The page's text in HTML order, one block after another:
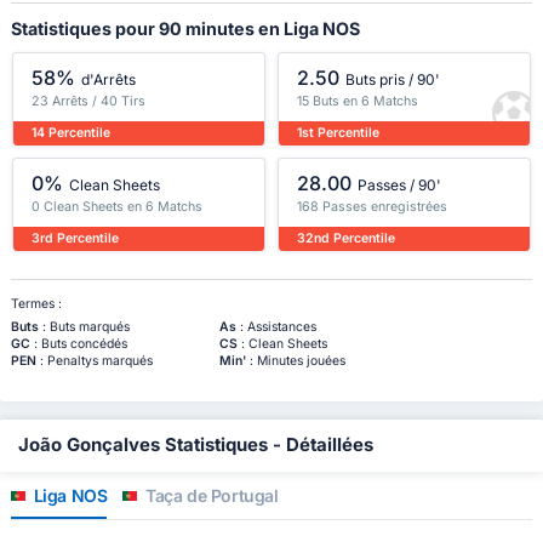
Statistiques pour 90 minutes en Liga NOS
58% d'Arrêts
23 Arrêts / 40 Tirs
14 Percentile
2.50 Buts pris / 90'
15 Buts en 6 Matchs
1st Percentile
0% Clean Sheets
0 Clean Sheets en 6 Matchs
3rd Percentile
28.00 Passes / 90'
168 Passes enregistrées
32nd Percentile
Termes :
Buts: Buts marqués As: Assistances
GC : Buts concédés CS: Clean Sheets
PEN: Penaltys marqués Min': Minutes jouées
João Gonçalves Statistiques - Détaillées
Liga NOS Taça de Portugal